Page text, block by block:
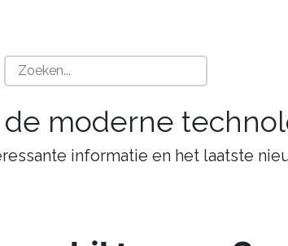
moderne
informatie en het laatste